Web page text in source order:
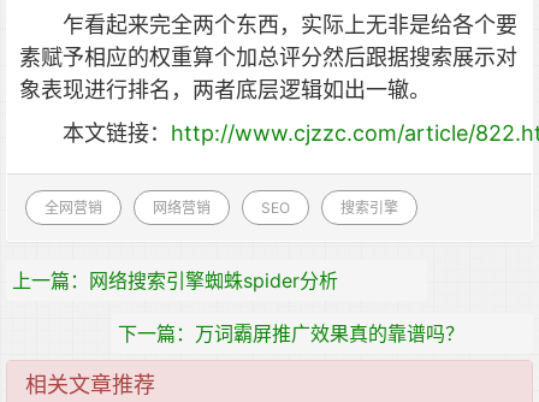
乍看起来完全两个东西，实际上无非是给各个要
素赋予相应的权重算个加总评分然后跟据搜索展示对
象表现进行排名，两者底层逻辑如出一辙。
本文链接： http://www.cjzzc.com/article/
全网营销 网络营销 SEO 搜索引擎
上一篇：网络搜索引擎蜘蛛spider分析
下一篇：万词霸屏推广效果真的靠谱吗？
相关文章推荐